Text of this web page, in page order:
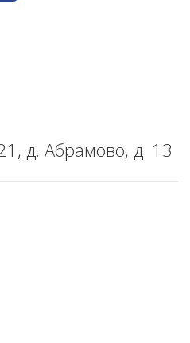
д. Абрамово, д. 13